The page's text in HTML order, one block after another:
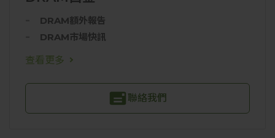
DRAM額外報告
DRAM市場快訊
查看更多
聯絡我們